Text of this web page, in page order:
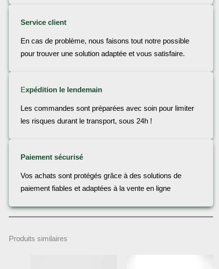
Service client
En cas de problème, nous faisons tout notre possible
pour trouver une solution adaptée et vous satisfaire.
Expédition le lendemain
Les commandes sont préparées avec soin pour limiter
les risques durant le transport, sous 24h !
Paiement sécurisé
Vos achats sont protégés grâce à des solutions de
paiement fiables et adaptées à la vente en ligne
Produits similaires